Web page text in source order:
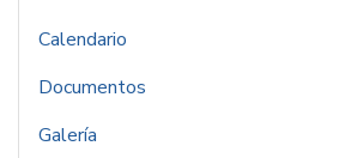
Calendario
Documentos
Galería